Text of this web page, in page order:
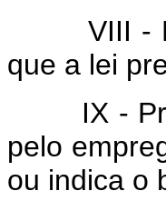
VIII -
que a lei
IX -
pelo
ou indica o